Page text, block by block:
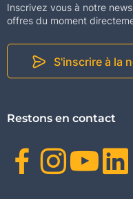
Inscrivez vous à notre
offres du moment
S'inscrire à la
Restons en contact